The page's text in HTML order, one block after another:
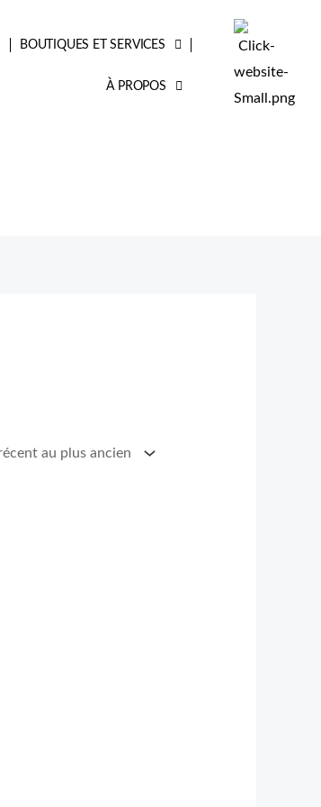
BOUTIQUES ET SERVICES
À PROPOS